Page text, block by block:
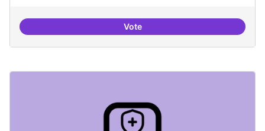
VoteÀrees de formació definides i